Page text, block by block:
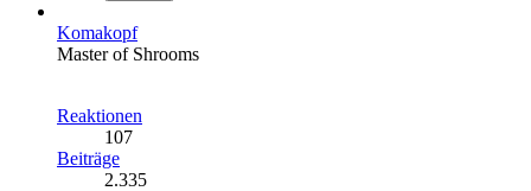
Komakopf
Master of Shrooms
Reaktionen
107
Beiträge
2.335